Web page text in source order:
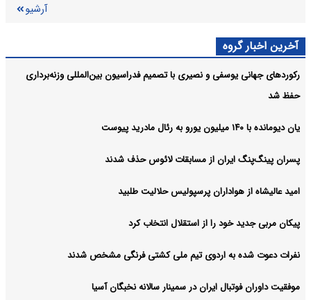
آرشیو
آخرین اخبار گروه
رکوردهای جهانی یوسفی و نصیری با تصمیم فدراسیون بین‌المللی وزنه‌برداری
حفظ شد
یان دیومانده با ۱۴۰ میلیون یورو به رئال مادرید پیوست
پسران پینگ‌پنگ ایران از مسابقات لائوس حذف شدند
امید عالیشاه از هواداران پرسپولیس حلالیت طلبید
پیکان مربی جدید خود را از استقلال انتخاب کرد
نفرات دعوت شده به اردوی تیم ملی کشتی فرنگی مشخص شدند
موفقیت داوران فوتبال ایران در سمینار سالانه نخبگان آسیا